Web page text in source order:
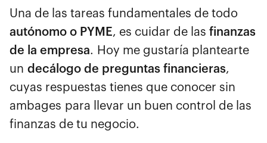
Una de las tareas fundamentales de todo
autónomo o PYME, es cuidar de las finanzas
de la empresa. Hoy me gustaría plantearte
un decálogo de preguntas financieras,
cuyas respuestas tienes que conocer sin
ambages para llevar un buen control de las
finanzas de tu negocio.